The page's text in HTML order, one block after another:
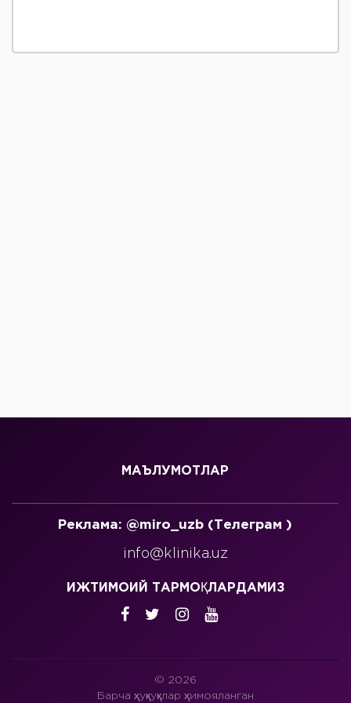
МАЪЛУМОТЛАР
Реклама: @miro_uzb (Телеграм )
info@klinika.uz
ИЖТИМОИЙ ТАРМОҚЛАРДАМИЗ
© 2026
Барча ҳуқуқлар ҳимояланган